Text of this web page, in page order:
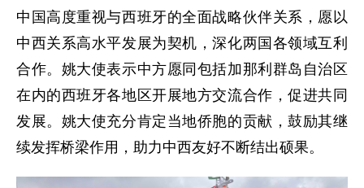
中国高度重视与西班牙的全面战略伙伴关系，愿以
中西关系高水平发展为契机，深化两国各领域互利
合作。姚大使表示中方愿同包括加那利群岛自治区
在内的西班牙各地区开展地方交流合作，促进共同
发展。姚大使充分肯定当地侨胞的贡献，鼓励其继
续发挥桥梁作用，助力中西友好不断结出硕果。